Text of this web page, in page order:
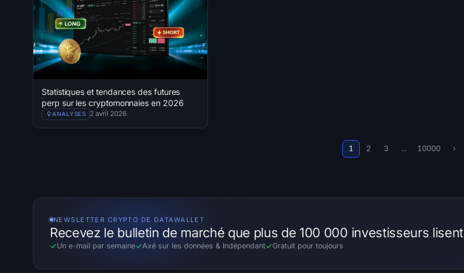
Statistiques et tendances des futures
perp sur les cryptomonnaies en 2026
ANALYSES 2 avril 2026
1 2 3 ... 10000 ›
NEWSLETTER CRYPTO DE DATAWALLET
Recevez le bulletin de marché que plus de 100 000 investisseurs lisent
Un e-mail par semaine Axé sur les données & Indépendant Gratuit pour toujours